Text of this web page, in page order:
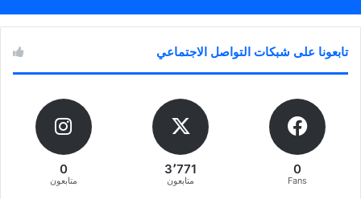
تابعونا على شبكات التواصل الاجتماعي
0
Fans
3٬771
متابعون
0
متابعون